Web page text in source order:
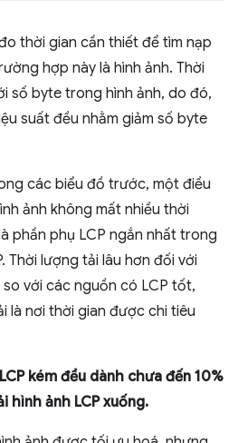
thời gian cần thiết để tìm nạp
hợp này là hình ảnh. Thời
số byte trong hình ảnh, do đó,
suất đều nhằm giảm số byte
các biểu đồ trước, một điều
ảnh không mất nhiều thời
phần phụ LCP ngắn nhất trong
Thời lượng tải lâu hơn đối với
với các nguồn có LCP tốt,
là nơi thời gian được chi tiêu
kém đều dành chưa đến 10%
hình ảnh LCP xuống.